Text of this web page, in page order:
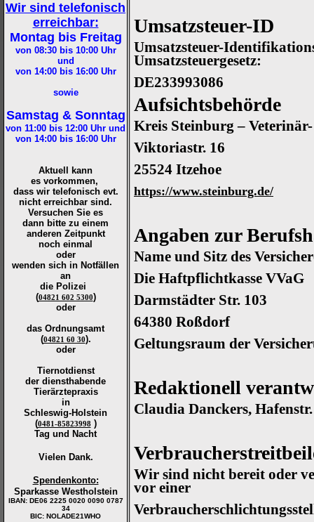
Wir sind telefonisch
erreichbar:
Montag bis Freitag
von 08:30 bis 10:00Uhr
und
von 14:00 bis 16:00Uhr
sowie
Samstag & Sonntag
von 11:00 bis 12:00 Uhr und
von 14:00 bis 16:00Uhr
Aktuell kann
es vorkommen,
dass wir telefonisch evt.
nicht erreichbar sind.
Versuchen Sie es
dann bitte zu einem
anderen Zeitpunkt
noch einmal
oder
wenden sich in Notfällen
an
die Polizei
(04821 602 5300)
oder
das Ordnungsamt
(04821 60 30).
oder
Tiernotdienst
der diensthabende
Tierärztepraxis
in
Schleswig-Holstein
(0481-85823998 )
Tag und Nacht
Vielen Dank.
Spendenkonto:
Sparkasse Westholstein
IBAN: DE06 2225 0020 0090 0787
34
BIC: NOLADE21WHO
Umsatzsteuer-ID
Umsatzsteuer-
Umsatzsteuergesetz:
DE233993086
Aufsichtsbehörde
Kreis Steinburg –
Viktoriastr. 16
25524 Itzehoe
https://www.steinburg.de/
Angaben zur
Name und Sitz des
Die Haftpflichtkasse VVaG
Darmstädter Str. 103
64380 Roßdorf
Geltungsraum der
Redaktionell
Claudia Danckers,
Wir sind nicht bereit oder
vor einer